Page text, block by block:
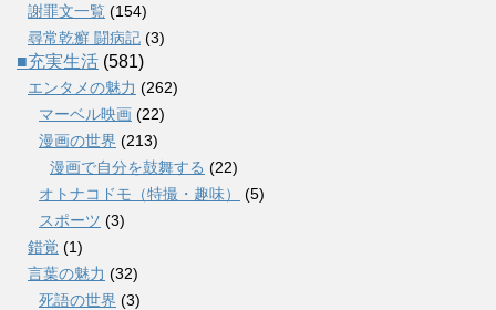
謝罪文一覧 (154)
尋常乾癬 闘病記 (3)
■充実生活 (581)
エンタメの魅力 (262)
マーベル映画 (22)
漫画の世界 (213)
漫画で自分を鼓舞する (22)
オトナコドモ（特撮・趣味）
(5)
スポーツ (3)
錯覚 (1)
言葉の魅力 (32)
死語の世界 (3)